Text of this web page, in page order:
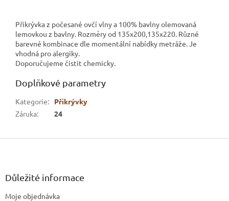
Přikrývka z počesané ovčí vlny a 100% bavlny olemovaná
lemovkou z bavlny. Rozměry od 135x200,135x220. Různé
barevné kombinace dle momentální nabídky metráže. Je
vhodná pro alergiky.
Doporučujeme čistit chemicky.
Doplňkové parametry
Kategorie:
Přikrývky
Záruka: 24
Z
Důležité informace
Moje objednávka